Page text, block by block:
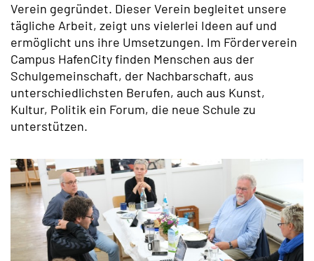
Verein gegründet. Dieser Verein begleitet unsere
tägliche Arbeit, zeigt uns vielerlei Ideen auf und
ermöglicht uns ihre Umsetzungen. Im Förderverein
Campus HafenCity finden Menschen aus der
Schulgemeinschaft, der Nachbarschaft, aus
unterschiedlichsten Berufen, auch aus Kunst,
Kultur, Politik ein Forum, die neue Schule zu
unterstützen.